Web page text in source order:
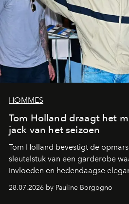
HOMMES
Tom Holland draagt het
jack van het seizoen
Tom Holland bevestigt de
sleutelstuk van een garderobe
invloeden en hedendaagse
samenkomen.
28.07.2026 by Pauline Borgogno